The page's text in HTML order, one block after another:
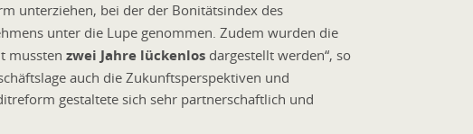
unterziehen, bei der der Bonitätsindex des
unter die Lupe genommen. Zudem wurden die
mussten zwei Jahre lückenlos dargestellt werden“, so
auch die Zukunftsperspektiven und
gestaltete sich sehr partnerschaftlich und